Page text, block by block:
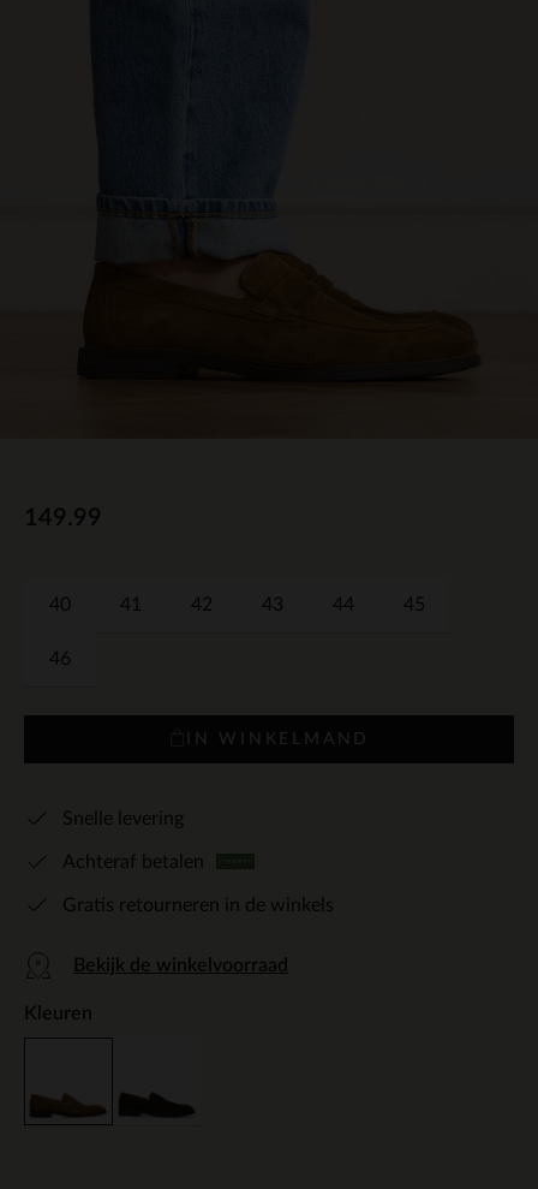
149.99
40 41 42 43 44 45
46
IN WINKELMAND
Snelle levering
Achteraf betalen
Gratis retourneren in de winkels
Bekijk de winkelvoorraad
Kleuren